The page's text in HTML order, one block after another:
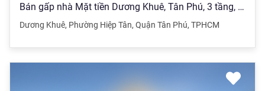
Bán gấp nhà Mặt tiền Dương Khuê, Tân Phú, 3 tầng, 6x19M, 15,5 tỷ ( TL)
Dương Khuê, Phường Hiệp Tân, Quận Tân Phú, TPHCM